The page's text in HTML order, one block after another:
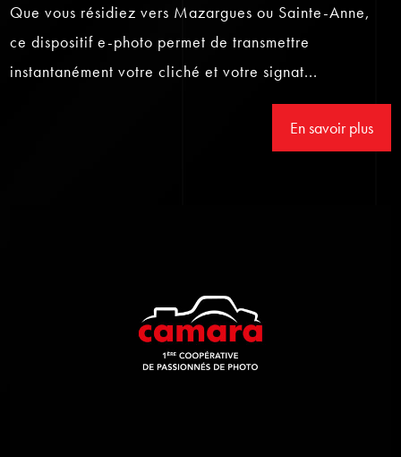
Que vous résidiez vers Mazargues ou Sainte-Anne,
ce dispositif e-photo permet de transmettre
instantanément votre cliché et votre signat...
En savoir plus